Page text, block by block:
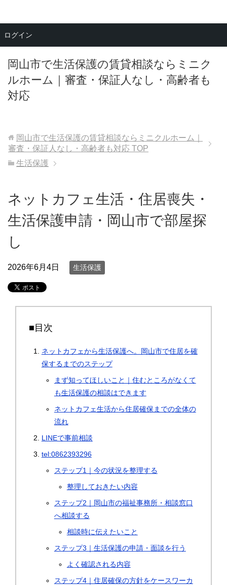
岡山市で生活保護の賃貸相談ならミニク
ルホーム｜審査・保証人なし・高齢者も
対応
メニュー
岡山市で生活保護の賃貸相談ならミニクルホーム｜
審査・保証人なし・高齢者も対応 TOP
生活保護
ネットカフェ生活・住居喪失・
生活保護申請・岡山市で部屋探
し
2026年6月4日 生活保護
■目次
ネットカフェから生活保護へ。岡山市で住居を確
保するまでのステップ
まず知ってほしいこと｜住むところがなくて
も生活保護の相談はできます
ネットカフェ生活から住居確保までの全体の
流れ
LINEで事前相談
tel:0862393296
ステップ1｜今の状況を整理する
整理しておきたい内容
ステップ2｜岡山市の福祉事務所・相談窓口
へ相談する
相談時に伝えたいこと
ステップ3｜生活保護の申請・面談を行う
よく確認される内容
ステップ4｜住居確保の方針をケースワーカ
ログイン